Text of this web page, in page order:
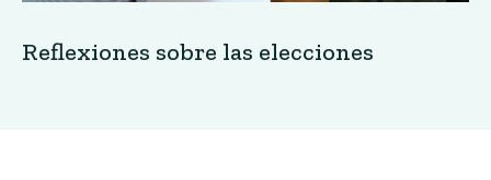
Reflexiones sobre las elecciones